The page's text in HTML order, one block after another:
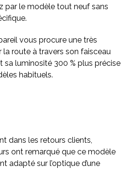
par le modèle tout neuf sans
vous procure une très
la route à travers son faisceau
luminosité 300 % plus précise
habituels.
dans les retours clients,
ont remarqué que ce modèle
adapté sur l’optique d’une